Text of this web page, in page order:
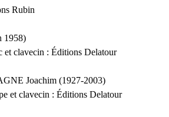
Rubin
1958)
et clavecin : Éditions Delatour
Joachim (1927-2003)
et clavecin : Éditions Delatour